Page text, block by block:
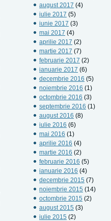
august 2017 (4)
iulie 2017 (5)
iunie 2017 (3)
mai 2017 (4)
aprilie 2017 (2)
martie 2017 (7)
februarie 2017 (2)
ianuarie 2017 (6)
decembrie 2016 (5)
noiembrie 2016 (1)
octombrie 2016 (3)
septembrie 2016 (1)
august 2016 (8)
iulie 2016 (6)
mai 2016 (1)
aprilie 2016 (4)
martie 2016 (2)
februarie 2016 (5)
ianuarie 2016 (4)
decembrie 2015 (7)
noiembrie 2015 (14)
octombrie 2015 (2)
august 2015 (3)
iulie 2015 (2)